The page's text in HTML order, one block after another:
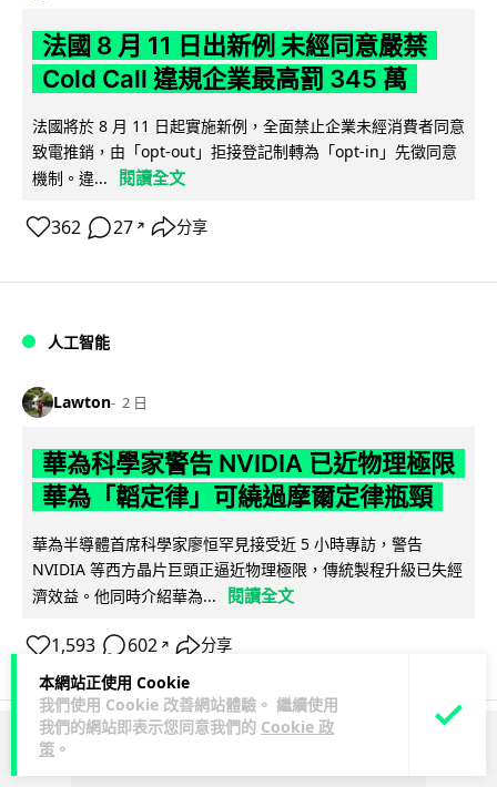
本網站正使用 Cookie
我們使用 Cookie 改善網站體驗。 繼續使用
我們的網站即表示您同意我們的 Cookie 政
策 。
法國 8 月 11 日出新例 未經同意嚴禁
Cold Call 違規企業最高罰 345 萬
法國將於 8 月 11 日起實施新例，全面禁止企業未經消費者同意
致電推銷，由「opt-out」拒接登記制轉為「opt-in」先徵同意
機制。違...
閱讀全文
362 27 ↗ 分享
人工智能
Lawton 2 日
華為科學家警告 NVIDIA 已近物理極限
華為「韜定律」可繞過摩爾定律瓶頸
華為半導體首席科學家廖恒罕見接受近 5 小時專訪，警告
NVIDIA 等西方晶片巨頭正逼近物理極限，傳統製程升級已失經
濟效益。他同時介紹華為...
閱讀全文
1,593 602 ↗ 分享